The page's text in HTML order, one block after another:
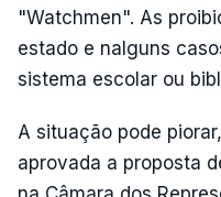
"Watchmen". As
estado e nalguns
sistema escolar ou
A situação pode
aprovada a proposta